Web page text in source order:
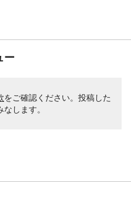
ー
をご確認ください。投稿した
します。